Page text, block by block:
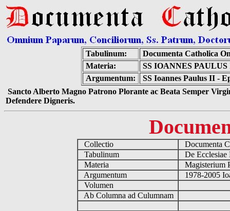
Tabulinum:
Documenta Catholica
Materia:
SS IOANNES
Argumentum:
SS Ioannes Paulus II -
Sancto Alberto Magno Patrono Plorante ac Beata Semper
Defendere Digneris.
Collectio
Documenta
Tabulinum
De
Materia
Magisterium
Argumentum
1978-2005
Volumen
Ab Columna ad Culumnam